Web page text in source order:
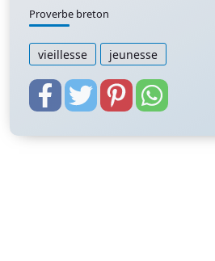
Proverbe breton
vieillesse jeunesse